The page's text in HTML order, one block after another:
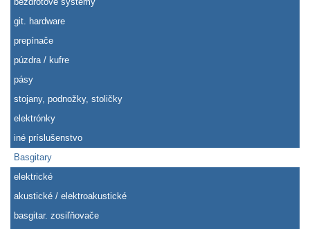
git. hardware
prepínače
púzdra / kufre
pásy
stojany, podnožky, stoličky
elektrónky
iné príslušenstvo
Basgitary
elektrické
akustické / elektroakustické
basgitar. zosiľňovače